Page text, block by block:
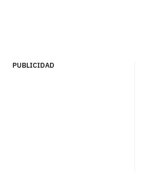
PUBLICIDAD